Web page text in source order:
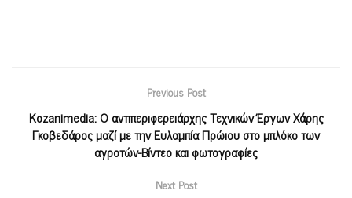
Previous Post
Kozanimedia: Ο αντιπεριφερειάρχης Τεχνικών Έργων Χάρης
Γκοβεδάρος μαζί με την Ευλαμπία Πρώιου στο μπλόκο των
αγροτών-Βίντεο και φωτογραφίες
Next Post